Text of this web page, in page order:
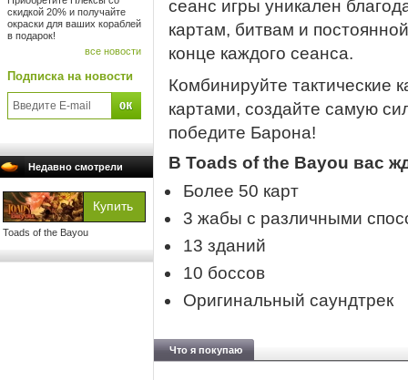
скидкой 20% и получайте
окраски для ваших кораблей
в подарок!
все новости
Подписка на новости
Недавно смотрели
Toads of the Bayou
сеанс игры уникален
картам, битвам и
конце каждого сеанса.
Комбинируйте
картами, создайте самую
победите Барона!
В Toads of the Bayou вас
Более 50 карт
3 жабы с различными
13 зданий
10 боссов
Оригинальный саундтрек
Что я покупаю